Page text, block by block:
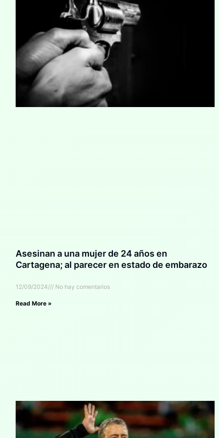
Asesinan a una mujer de 24 años en
Cartagena; al parecer en estado de embarazo
12/09/2024 No hay comentarios
Read More »